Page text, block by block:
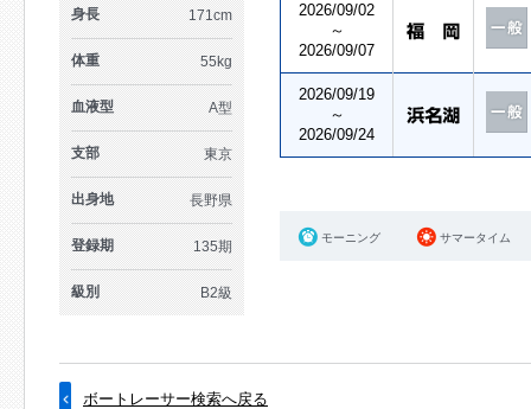
身長 171cm
体重 55kg
血液型 A型
支部 東京
出身地 長野県
登録期 135期
級別 B2級
2026/09/02
～
2026/09/07
2026/09/19
～
2026/09/24
モーニング サマータイム
ボートレーサー検索へ戻る